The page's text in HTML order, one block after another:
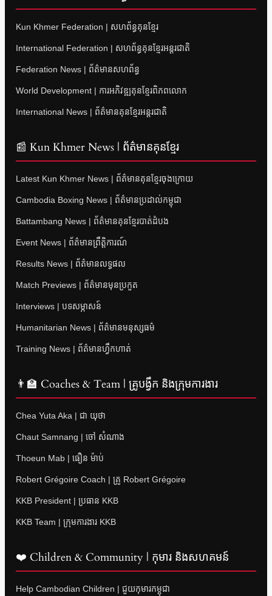
Kun Khmer Federation | សហព័ន្ធគុនខ្មែរ
International Federation | សហព័ន្ធគុនខ្មែរអន្តរជាតិ
Federation News | ព័ត៌មានសហព័ន្ធ
World Development | ការអភិវឌ្ឍគុនខ្មែរពិភពលោក
International News | ព័ត៌មានគុនខ្មែរអន្តរជាតិ
📰 Kun Khmer News | ព័ត៌មានគុនខ្មែរ
Latest Kun Khmer News | ព័ត៌មានគុនខ្មែរចុងក្រោយ
Cambodia Boxing News | ព័ត៌មានប្រដាល់កម្ពុជា
Battambang News | ព័ត៌មានគុនខ្មែរបាត់ដំបង
Event News | ព័ត៌មានព្រឹត្តិការណ៍
Results News | ព័ត៌មានលទ្ធផល
Match Previews | ព័ត៌មានមុនប្រកួត
Interviews | បទសម្ភាសន៍
Humanitarian News | ព័ត៌មានមនុស្សធម៌
Training News | ព័ត៌មានហ្វឹកហាត់
👨‍🏫 Coaches & Team | គ្រូបង្វឹក និងក្រុមការងារ
Chea Yuta Aka | ជា យុថា
Chaut Samnang | ចៅ សំណាង
Thoeun Mab | ធឿន ម៉ាប់
Robert Grégoire Coach | គ្រូ Robert Grégoire
KKB President | ប្រធាន KKB
KKB Team | ក្រុមការងារ KKB
❤️ Children & Community | កុមារ និងសហគមន៍
Help Cambodian Children | ជួយកុមារកម្ពុជា